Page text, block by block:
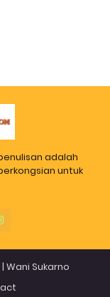
adalah
untuk
Wani Sukarno